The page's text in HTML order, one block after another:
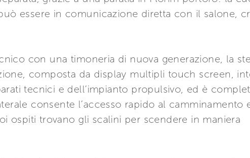
essere in comunicazione diretta con il salone,
con una timoneria di nuova generazione, la
composta da display multipli touch screen,
tecnici e dell’impianto propulsivo, ed è
consente l’accesso rapido al camminamento
ospiti trovano gli scalini per scendere in maniera